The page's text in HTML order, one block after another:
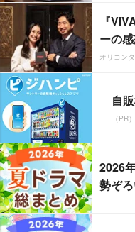
『
ーの
オリコン
自
（PR
2026
勢ぞろ